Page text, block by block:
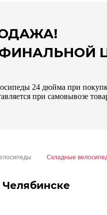
ФИНАЛЬНОЙ
24 дюйма при
при самовывозе
Складные